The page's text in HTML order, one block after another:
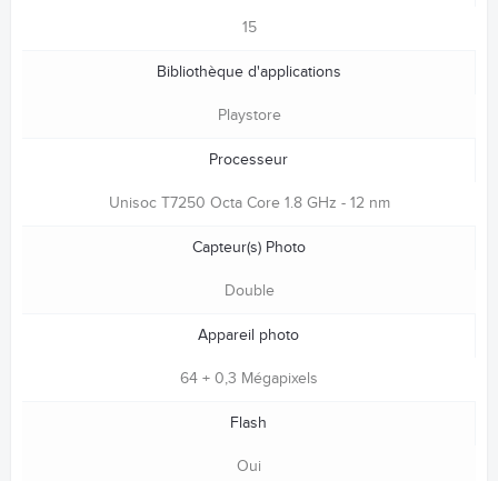
15
Bibliothèque d'applications
Playstore
Processeur
Unisoc T7250 Octa Core 1.8 GHz - 12 nm
Capteur(s) Photo
Double
Appareil photo
64 + 0,3 Mégapixels
Flash
Oui